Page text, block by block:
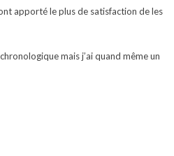
apporté le plus de satisfaction de les
mais j’ai quand même un